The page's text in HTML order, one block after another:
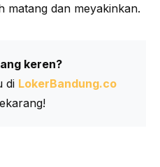
matang dan meyakinkan.
keren?
di LokerBandung.co